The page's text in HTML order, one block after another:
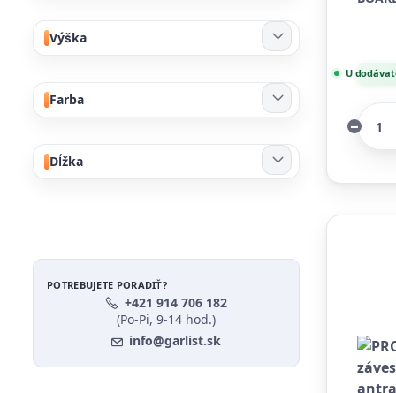
U
Výška
Farba
Dĺžka
POTREBUJETE PORADIŤ?
+421 914 706 182
(Po-Pi, 9-14 hod.)
info@garlist.sk